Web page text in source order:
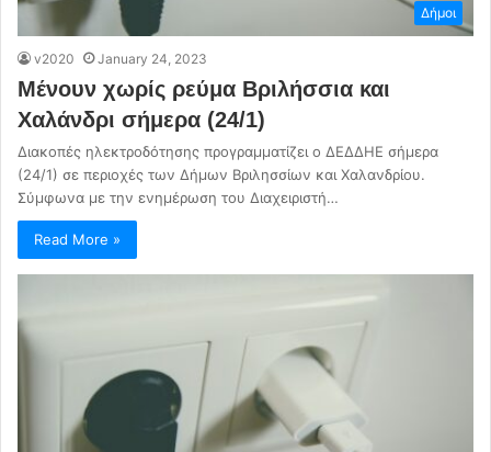
Δήμοι
v2020 January 24, 2023
Μένουν χωρίς ρεύμα Βριλήσσια και
Χαλάνδρι σήμερα (24/1)
Διακοπές ηλεκτροδότησης προγραμματίζει ο ΔΕΔΔΗΕ σήμερα
(24/1) σε περιοχές των Δήμων Βριλησσίων και Χαλανδρίου.
Σύμφωνα με την ενημέρωση του Διαχειριστή…
Read More »